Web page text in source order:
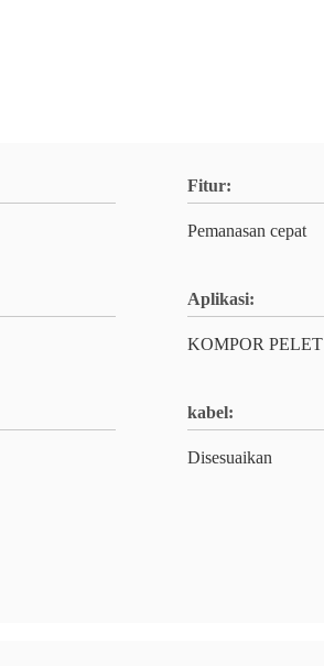
Fitur:
Pemanasan cepat
Aplikasi:
KOMPOR PELET
kabel:
Disesuaikan